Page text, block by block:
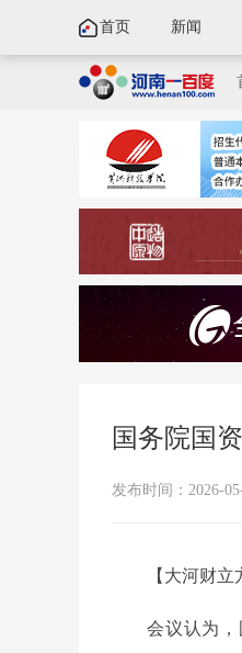
首页 新闻
国务院国
发布时间：2026-
【大河财
会议认为